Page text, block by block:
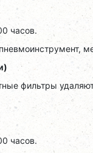
часов.
фильтры
часов.